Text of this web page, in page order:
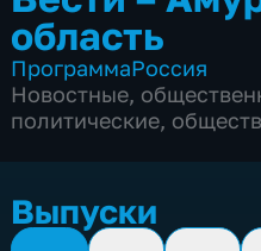
область
ПрограммаРоссия
Новостные,
политические,
Выпуски